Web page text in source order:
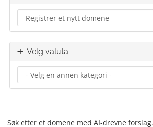
Velg valuta
Søk etter et domene med AI-drevne forslag.